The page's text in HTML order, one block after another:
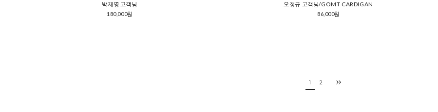
박재영 고객님
180,000원
오정규 고객님/GOMT CARDIGAN
86,000원
1 2